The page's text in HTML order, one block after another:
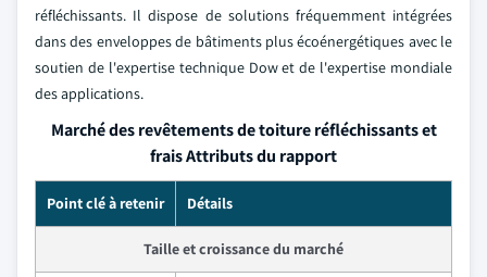
réfléchissants. Il dispose de solutions fréquemment intégrées
dans des enveloppes de bâtiments plus écoénergétiques avec le
soutien de l'expertise technique Dow et de l'expertise mondiale
des applications.
Marché des revêtements de toiture réfléchissants et
frais Attributs du rapport
Point clé à retenir Détails
Taille et croissance du marché